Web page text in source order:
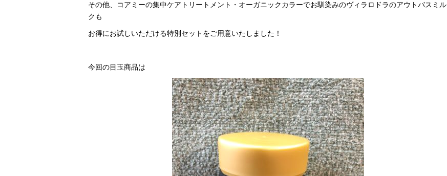
その他、コアミーの集中ケアトリートメント・オーガニックカラーでお馴染みのヴィラロドラのアウトバスミル
クも
お得にお試しいただける特別セットをご用意いたしました！
今回の目玉商品は